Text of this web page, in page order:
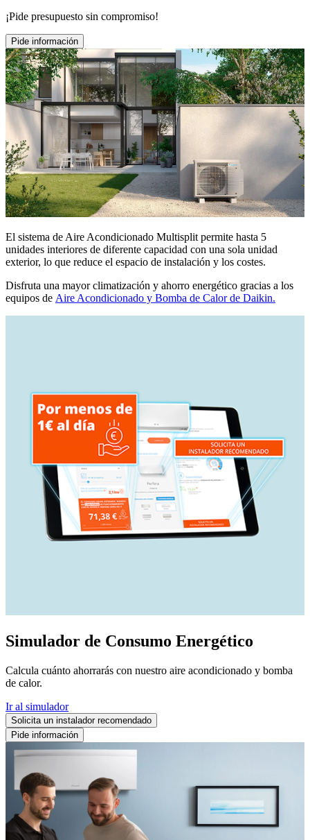
¡Pide presupuesto sin compromiso!
Pide información
El sistema de Aire Acondicionado Multisplit permite hasta 5
unidades interiores de diferente capacidad con una sola unidad
exterior, lo que reduce el espacio de instalación y los costes.
Disfruta una mayor climatización y ahorro energético gracias a los
equipos de Aire Acondicionado y Bomba de Calor de Daikin.
Simulador de Consumo Energético
Calcula cuánto ahorrarás con nuestro aire acondicionado y bomba
de calor.
Ir al simulador
Solicita un instalador recomendado
Pide información